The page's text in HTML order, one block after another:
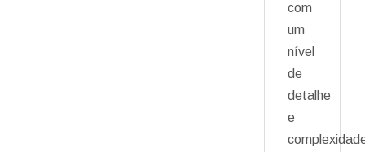
com
um
nível
de
detalhe
e